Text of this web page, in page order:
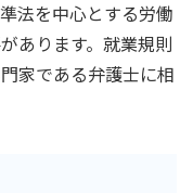
法を中心とする労働
あります。就業規則
家である弁護士に相